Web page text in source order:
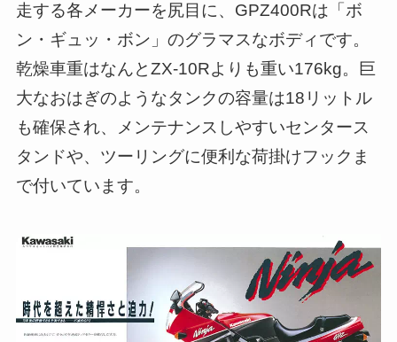
走する各メーカーを尻目に、GPZ400Rは「ボ
ン・ギュッ・ボン」のグラマスなボディです。
乾燥車重はなんとZX-10Rよりも重い176kg。巨
大なおはぎのようなタンクの容量は18リットル
も確保され、メンテナンスしやすいセンタース
タンドや、ツーリングに便利な荷掛けフックま
で付いています。